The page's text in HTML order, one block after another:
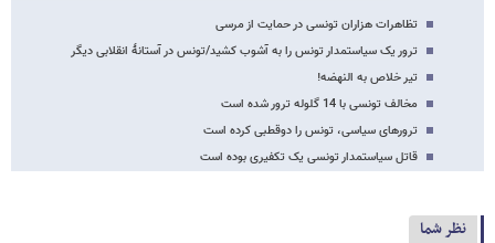
تظاهرات هزاران تونسی در حمایت از مرسی
ترور یک سیاستمدار تونس را به آشوب کشید/تونس در آستانۀ انقلابی دیگر
تیر خلاص به النهضه!
مخالف تونسی با 14 گلوله ترور شده است
ترورهای سیاسی، تونس را دوقطبی کرده است
قاتل سیاستمدار تونسی یک تکفیری بوده است
نظر شما